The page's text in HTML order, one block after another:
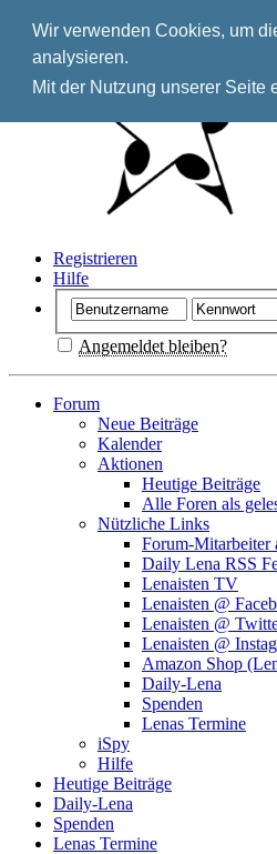
Wir verwenden Cookies, um
analysieren.
Mit der Nutzung unserer Seite
Registrieren
Hilfe
Angemeldet bleiben?
Forum
Neue Beiträge
Kalender
Aktionen
Heutige Beiträge
Alle Foren als
Nützliche Links
Forum-Mitarbeiter
Daily Lena RSS
Lenaisten TV
Lenaisten @
Lenaisten @
Lenaisten @
Amazon Shop
Daily-Lena
Spenden
Lenas Termine
iSpy
Hilfe
Heutige Beiträge
Daily-Lena
Spenden
Lenas Termine